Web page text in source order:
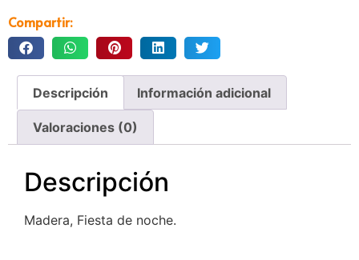
Compartir:
Descripción Información adicional
Valoraciones (0)
Descripción
Madera, Fiesta de noche.